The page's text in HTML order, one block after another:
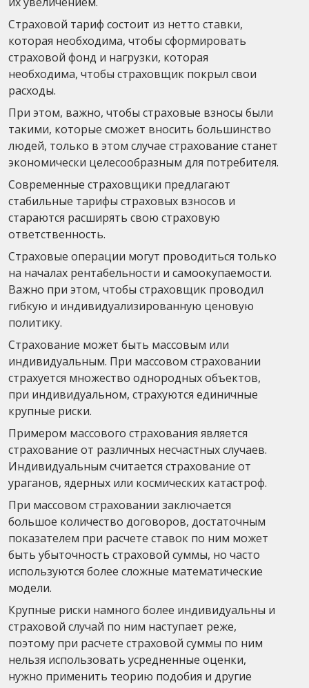
Страховой тариф состоит из нетто ставки,
которая необходима, чтобы сформировать
страховой фонд и нагрузки, которая
необходима, чтобы страховщик покрыл свои
расходы.
При этом, важно, чтобы страховые взносы были
такими, которые сможет вносить большинство
людей, только в этом случае страхование станет
экономически целесообразным для потребителя.
Современные страховщики предлагают
стабильные тарифы страховых взносов и
стараются расширять свою страховую
ответственность.
Страховые операции могут проводиться только
на началах рентабельности и самоокупаемости.
Важно при этом, чтобы страховщик проводил
гибкую и индивидуализированную ценовую
политику.
Страхование может быть массовым или
индивидуальным. При массовом страховании
страхуется множество однородных объектов,
при индивидуальном, страхуются единичные
крупные риски.
Примером массового страхования является
страхование от различных несчастных случаев.
Индивидуальным считается страхование от
ураганов, ядерных или космических катастроф.
При массовом страховании заключается
большое количество договоров, достаточным
показателем при расчете ставок по ним может
быть убыточность страховой суммы, но часто
используются более сложные математические
модели.
Крупные риски намного более индивидуальны и
страховой случай по ним наступает реже,
поэтому при расчете страховой суммы по ним
нельзя использовать усредненные оценки,
нужно применить теорию подобия и другие